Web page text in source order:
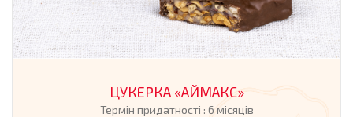
ЦУКЕРКА «АЙМАКС»
Термін придатності : 6 місяців